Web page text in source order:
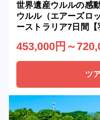
世界遺産ウルルの感
ウルル（エアーズロ
ーストラリア7日間【
453,000円～
ツ